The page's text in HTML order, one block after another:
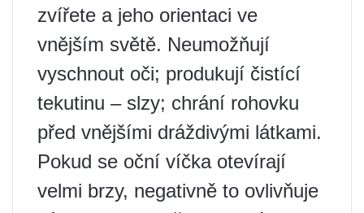
zvířete a jeho orientaci ve
vnějším světě. Neumožňují
vyschnout oči; produkují čistící
tekutinu – slzy; chrání rohovku
před vnějšími dráždivými látkami.
Pokud se oční víčka otevírají
velmi brzy, negativně to ovlivňuje